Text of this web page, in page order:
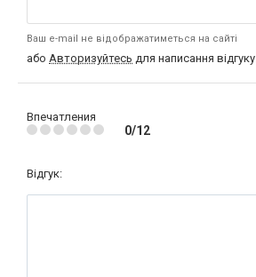
Ваш e-mail не відображатиметься на сайті
або Авторизуйтесь для написання відгуку
Впечатления
0/12
Відгук: